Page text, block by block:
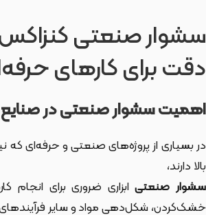
سشوار صنعتی
دقت برای کارهای
اهمیت سشوار صنعتی در
در بسیاری از پروژه‌های صنعتی و حرفه‌ای که
بالا دارند،
سشوار صنعتیابزاری ضروری برای انجام
خشک‌کردن، شکل‌دهی مواد و سایر